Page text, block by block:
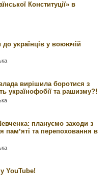
Конституції» в
українців у воюючій
вирішила боротися з
українофобії та рашизму?!
плануємо заходи з
памʼяті та перепоховання в
YouTube!